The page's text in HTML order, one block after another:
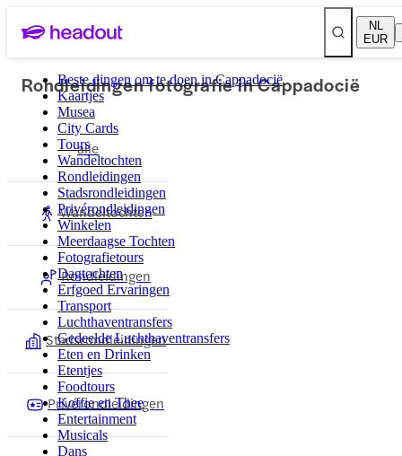
NL
EUR
Beste dingen om te doen in Cappadocië
Kaartjes
Musea
City Cards
Tours
Wandeltochten
Rondleidingen
Stadsrondleidingen
Privérondleidingen
Winkelen
Meerdaagse Tochten
Fotografietours
Dagtochten
Erfgoed Ervaringen
Transport
Luchthaventransfers
Gedeelde Luchthaventransfers
Eten en Drinken
Etentjes
Foodtours
Koffie en Thee
Entertainment
Musicals
Dans
Rondleidingen fotografie in Cappadocië
alle
Wandeltochten
Rondleidingen
Stadsrondleidingen
Privérondleidingen